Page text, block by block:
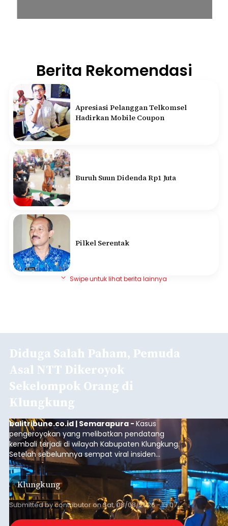
Berita Rekomendasi
Apresiasi Pelanggan Telkomsel
Hadirkan Mobile Coupon
Buruh Suun Didenda Rp1 Juta
Pilkel Serentak
Swipe untuk lihat berita lainnya
Diduga Salah Paham, Pemuda
Asal NTT Dikeroyok
Sekelompok Orang di
Klungkung
balitribune.co.id | Semarapura -Kasus
pengeroyokan yang melibatkan pendatang
kembali terjadi di wilayah Kabupaten Klungkung.
Setelah sebelumnya sempat viral insiden
keributan di barat Pasar Galiran, peristiwa serupa
kini menimpa seorang pemuda asal Kabupaten
Sumba Barat Daya (SBD), Nusa Tenggara Timur
(NTT).
Klungkung
Submitted bycontributoronSat, 08/08/2026 - 13:07